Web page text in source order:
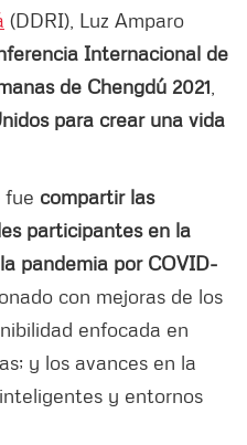
(DDRI), Luz Amparo
Internacional de
de Chengdú 2021
para crear una vida
fue compartir las
participantes en la
pandemia por COVID-
con mejoras de los
enfocada en
y los avances en la
y entornos